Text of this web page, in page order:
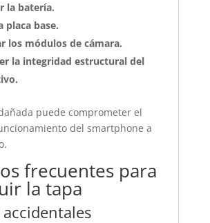
la batería.
placa base.
los módulos de cámara.
la integridad estructural del
puede comprometer el
del smartphone a
frecuentes para
la tapa
accidentales